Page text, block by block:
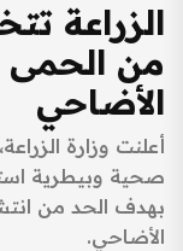
الزراعة
من الحمى
الأضاحي
أعلنت وزارة
صحية وبيطرية
بهدف الحد من
الأضاحي.